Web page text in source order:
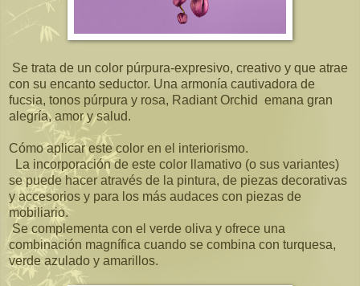
Se trata de un color púrpura-expresivo, creativo y que atrae
con su encanto seductor. Una armonía cautivadora de
fucsia, tonos púrpura y rosa, Radiant Orchid emana gran
alegría, amor y salud.
Cómo aplicar este color en el interiorismo.
La incorporación de este color llamativo (o sus variantes)
se puede hacer através de la pintura, de piezas decorativas
y accesorios y para los más audaces con piezas de
mobiliario.
Se complementa con el verde oliva y ofrece una
combinación magnífica cuando se combina con turquesa,
verde azulado y amarillos.